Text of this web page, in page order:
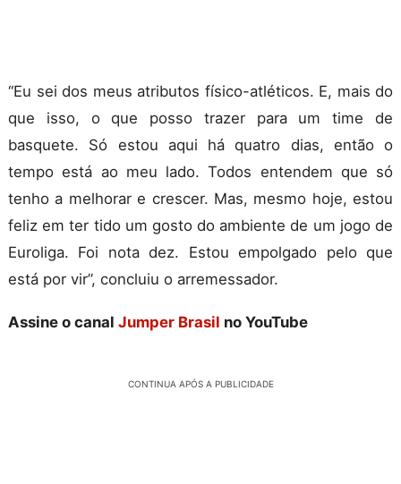
“Eu sei dos meus atributos físico-atléticos. E, mais do
que isso, o que posso trazer para um time de
basquete. Só estou aqui há quatro dias, então o
tempo está ao meu lado. Todos entendem que só
tenho a melhorar e crescer. Mas, mesmo hoje, estou
feliz em ter tido um gosto do ambiente de um jogo de
Euroliga. Foi nota dez. Estou empolgado pelo que
está por vir”, concluiu o arremessador.
Assine o canal Jumper Brasil no YouTube
CONTINUA APÓS A PUBLICIDADE